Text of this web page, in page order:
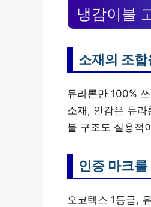
냉감이불
소재의 조
듀라론만 100%
소재, 안감은 듀
블 구조도 실용적
인증 마크
오코텍스 1등급,